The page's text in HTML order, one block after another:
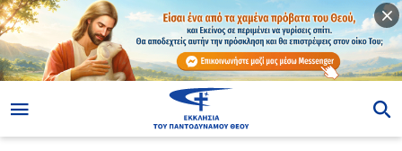
Πώς να επιδιώκει κανείς την αλήθεια (3)